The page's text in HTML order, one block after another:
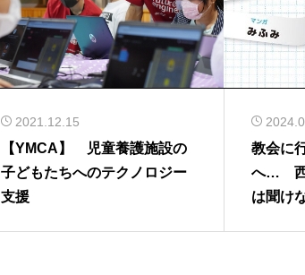
2021.12.15
【YMCA】 児童養護施設の
子どもたちへのテクノロジー
支援
教会に
へ… 西
は聞け